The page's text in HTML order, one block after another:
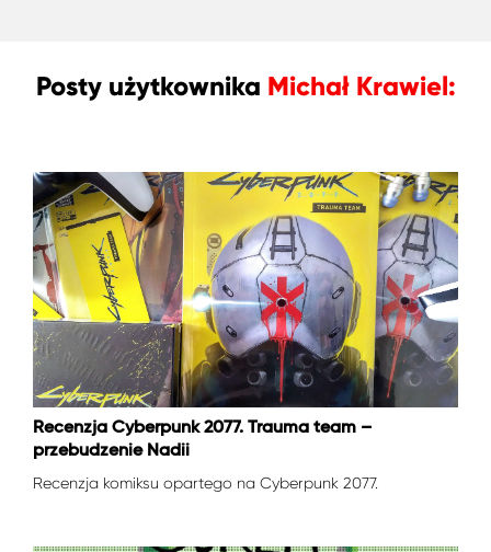
Posty użytkownika Michał Krawiel:
Recenzja Cyberpunk 2077. Trauma team –
przebudzenie Nadii
Recenzja komiksu opartego na Cyberpunk 2077.